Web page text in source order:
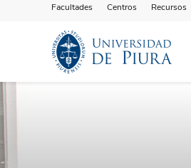
Facultades Centros Recursos